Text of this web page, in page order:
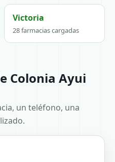
Victoria
28 farmacias cargadas
Colonia Ayui
un teléfono, una